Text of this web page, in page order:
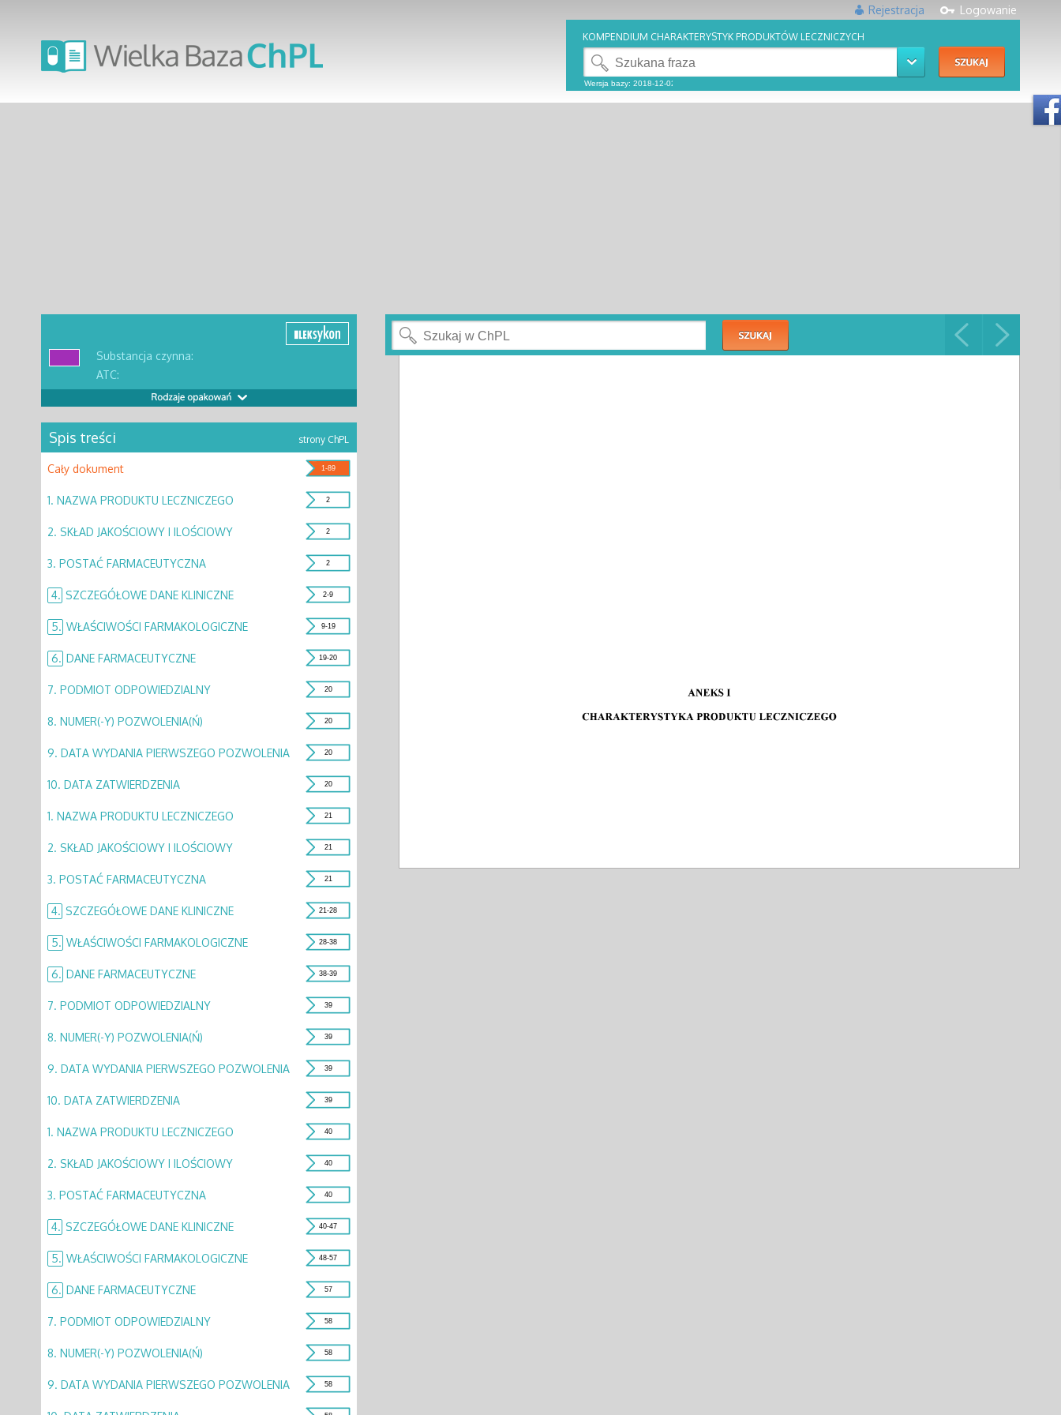
Logowanie
Rejestracja
KOMPENDIUM CHARAKTERYSTYK PRODUKTÓW LECZNICZYCH
Substancja czynna:
ATC:
Spis treści strony ChPL
Cały dokument 1-89
1. NAZWA PRODUKTU LECZNICZEGO 2
2. SKŁAD JAKOŚCIOWY I ILOŚCIOWY 2
3. POSTAĆ FARMACEUTYCZNA 2
4. SZCZEGÓŁOWE DANE KLINICZNE 2-9
5. WŁAŚCIWOŚCI FARMAKOLOGICZNE 9-19
6. DANE FARMACEUTYCZNE 19-20
7. PODMIOT ODPOWIEDZIALNY 20
8. NUMER(-Y) POZWOLENIA(Ń) 20
9. DATA WYDANIA PIERWSZEGO POZWOLENIA 20
10. DATA ZATWIERDZENIA 20
1. NAZWA PRODUKTU LECZNICZEGO 21
2. SKŁAD JAKOŚCIOWY I ILOŚCIOWY 21
3. POSTAĆ FARMACEUTYCZNA 21
4. SZCZEGÓŁOWE DANE KLINICZNE 21-28
5. WŁAŚCIWOŚCI FARMAKOLOGICZNE 28-38
6. DANE FARMACEUTYCZNE 38-39
7. PODMIOT ODPOWIEDZIALNY 39
8. NUMER(-Y) POZWOLENIA(Ń) 39
9. DATA WYDANIA PIERWSZEGO POZWOLENIA 39
10. DATA ZATWIERDZENIA 39
1. NAZWA PRODUKTU LECZNICZEGO 40
2. SKŁAD JAKOŚCIOWY I ILOŚCIOWY 40
3. POSTAĆ FARMACEUTYCZNA 40
4. SZCZEGÓŁOWE DANE KLINICZNE 40-47
5. WŁAŚCIWOŚCI FARMAKOLOGICZNE 48-57
6. DANE FARMACEUTYCZNE 57
7. PODMIOT ODPOWIEDZIALNY 58
8. NUMER(-Y) POZWOLENIA(Ń) 58
9. DATA WYDANIA PIERWSZEGO POZWOLENIA 58